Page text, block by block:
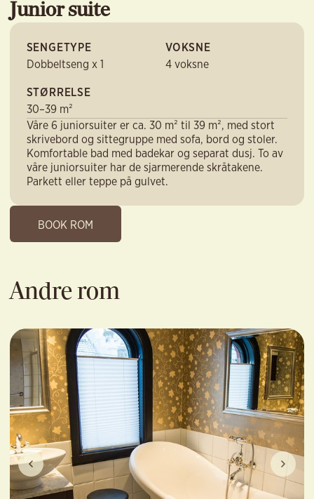
Junior suite
SENGETYPE
Dobbeltseng x 1
VOKSNE
4 voksne
STØRRELSE
30–39 m²
Våre 6 juniorsuiter er ca. 30 m² til 39 m², med stort
skrivebord og sittegruppe med sofa, bord og stoler.
Komfortable bad med badekar og separat dusj. To av
våre juniorsuiter har de sjarmerende skråtakene.
Parkett eller teppe på gulvet.
BOOK ROM
Andre rom